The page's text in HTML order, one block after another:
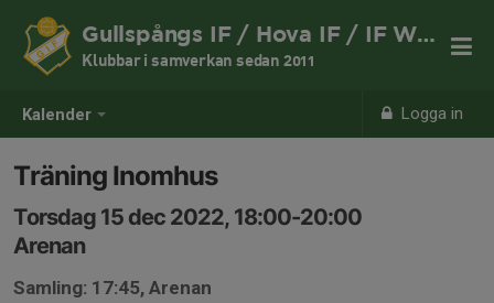
Kalender Logga in
Gullspångs IF / Hova IF / IF Weimer
Klubbar i samverkan sedan 2011
Träning Inomhus
Torsdag 15 dec 2022, 18:00-20:00
Arenan
Samling: 17:45, Arenan